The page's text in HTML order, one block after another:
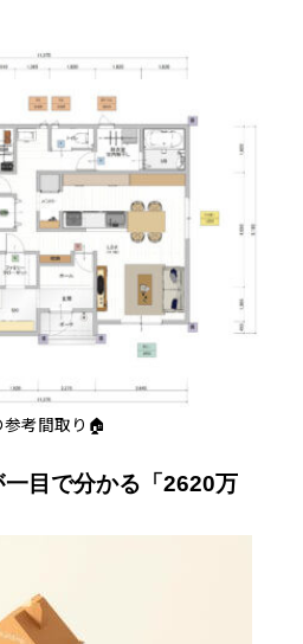
考間取り🏠
目で分かる「2620万